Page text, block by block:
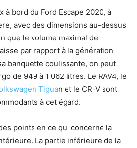
à bord du Ford Escape 2020, à
avec des dimensions au-dessus
que le volume maximal de
par rapport à la génération
banquette coulissante, on peut
de 949 à 1 062 litres. Le RAV4, le
Tiguan et le CR-V sont
à cet égard.
points en ce qui concerne la
La partie inférieure de la